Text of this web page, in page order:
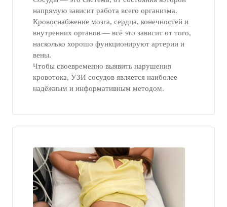
напрямую зависит работа всего организма.
Кровоснабжение мозга, сердца, конечностей и
внутренних органов — всё это зависит от того,
насколько хорошо функционируют артерии и
вены.
Чтобы своевременно выявить нарушения
кровотока, УЗИ сосудов является наиболее
надёжным и информативным методом.